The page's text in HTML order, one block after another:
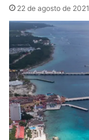
22 de agosto de 2021